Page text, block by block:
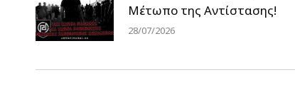
Μέτωπο της Αντίστασης!
28/07/2026